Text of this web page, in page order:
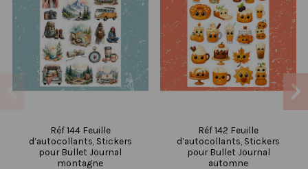
Réf 144 Feuille
d’autocollants, Stickers
pour Bullet Journal
montagne
Réf 142 Feuille
d’autocollants, Stickers
pour Bullet Journal
automne